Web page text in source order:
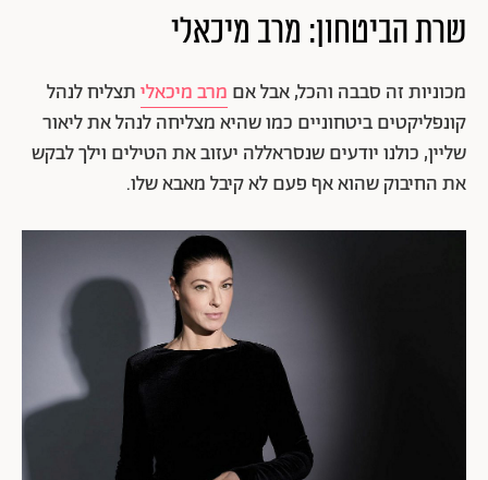
שרת הביטחון: מרב מיכאלי
מכוניות זה סבבה והכל, אבל אם מרב מיכאליתצליח לנהל
קונפליקטים ביטחוניים כמו שהיא מצליחה לנהל את ליאור
שליין, כולנו יודעים שנסראללה יעזוב את הטילים וילך לבקש
את החיבוק שהוא אף פעם לא קיבל מאבא שלו.